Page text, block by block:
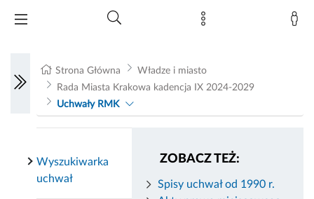
Strona Główna
Władze i miasto
Rada Miasta Krakowa kadencja IX 2024-2029
Uchwały RMK
ZOBACZ TEŻ:
Spisy uchwał od 1990 r.
Wyszukiwarka
uchwał